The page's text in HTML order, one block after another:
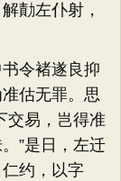
勣左仆射，
令褚遂良抑
估无罪。思
交易，岂得准
”是日，左迁
约，以字